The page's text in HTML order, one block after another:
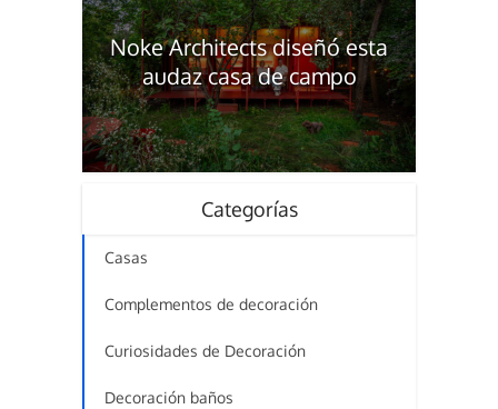
Noke Architects diseñó esta
audaz casa de campo
Categorías
Casas
Complementos de decoración
Curiosidades de Decoración
Decoración baños